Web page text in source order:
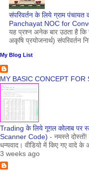
संपरिवर्तन के लिये ग्राम
Panchayat NOC for
यह प्रश्न अनेक बार उठता है कि
अकृषि प्रयोजनार्थ) संपरिवर्तन
My Blog List
MY BASIC CONCEPT FOR
Trading के लिये गूगल कोलाब पर
Scanner Code) - नमस्ते
धन्यवाद। वीडियो में किए गए वादे
3 weeks ago